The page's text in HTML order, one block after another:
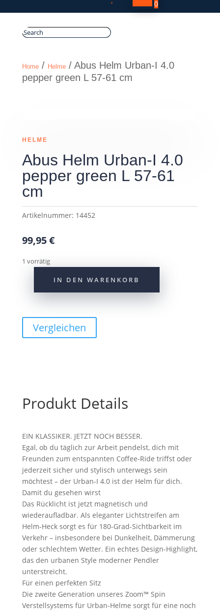
0
Home/ Helme/ Abus Helm Urban-I 4.0
pepper green L 57-61 cm
HELME
Abus Helm Urban-I 4.0
pepper green L 57-61
cm
Artikelnummer: 14452
99,95€
1 vorrätig
I
cm
Menge
IN DEN WARENKORB
Vergleichen
Produkt Details
EIN KLASSIKER. JETZT NOCH BESSER.
Egal, ob du täglich zur Arbeit pendelst, dich mit
Freunden zum entspannten Coffee-Ride triffst oder
jederzeit sicher und stylisch unterwegs sein
möchtest – der Urban-I 4.0 ist der Helm für dich.
Damit du gesehen wirst
Das Rücklicht ist jetzt magnetisch und
wiederaufladbar. Als eleganter Lichtstreifen am
Helm-Heck sorgt es für 180-Grad-Sichtbarkeit im
Verkehr – insbesondere bei Dunkelheit, Dämmerung
oder schlechtem Wetter. Ein echtes Design-Highlight,
das den urbanen Style moderner Pendler
unterstreicht.
Für einen perfekten Sitz
Die zweite Generation unseres Zoom™ Spin
Verstellsystems für Urban-Helme sorgt für eine noch